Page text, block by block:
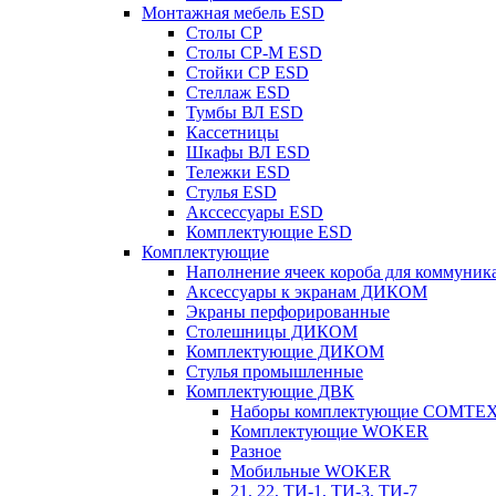
Монтажная мебель ESD
Столы СР
Столы СР-М ESD
Стойки СР ESD
Стеллаж ESD
Тумбы ВЛ ESD
Кассетницы
Шкафы ВЛ ESD
Тележки ESD
Стулья ESD
Акссессуары ESD
Комплектующие ESD
Комплектующие
Наполнение ячеек короба для
Аксессуары к экранам ДИКОМ
Экраны перфорированные
Cтолешницы ДИКОМ
Комплектующие ДИКОМ
Стулья промышленные
Комплектующие ДВК
Наборы комплектующие
Комплектующие WOKER
Разное
Мобильные WOKER
21, 22, ТИ-1, ТИ-3, ТИ-7